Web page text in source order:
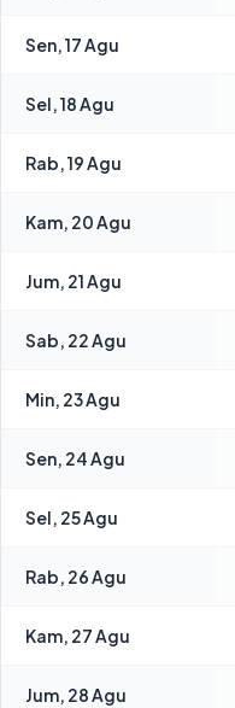
Sen, 17 Agu
Sel, 18 Agu
Rab, 19 Agu
Kam, 20 Agu
Jum, 21 Agu
Sab, 22 Agu
Min, 23 Agu
Sen, 24 Agu
Sel, 25 Agu
Rab, 26 Agu
Kam, 27 Agu
Jum, 28 Agu